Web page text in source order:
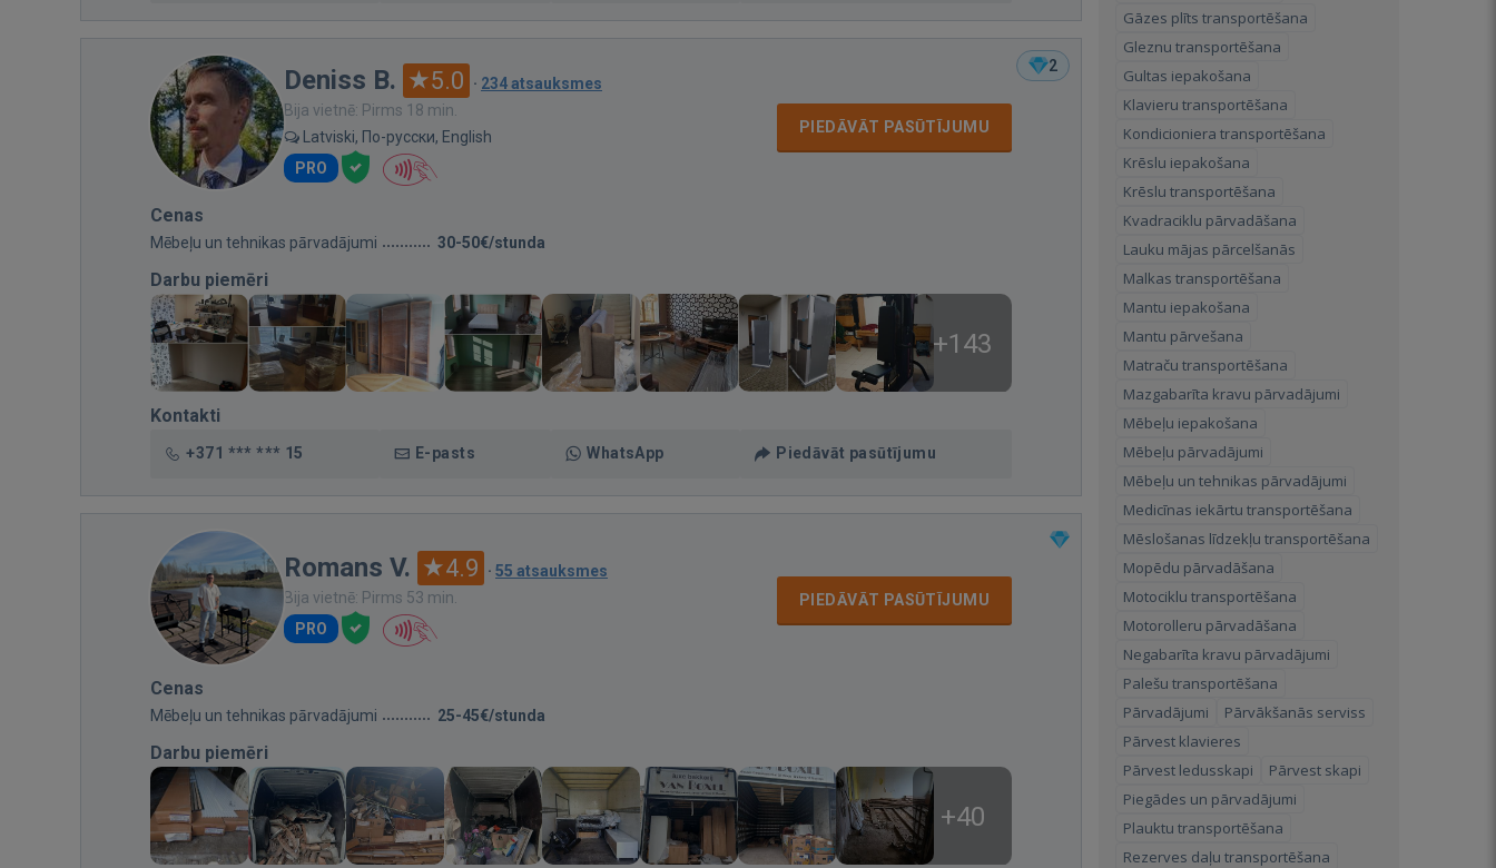
2
Deniss B. 5.0 · 234 atsauksmes
Bija vietnē: Pirms 18 min.
Latviski, По-русски, English
PRO
PIEDĀVĀT PASŪTĪJUMU
Cenas
Mēbeļu un tehnikas pārvadājumi 30-50€/stunda
Darbu piemēri
+143
Kontakti
+371 *** *** 15 E-pasts WhatsApp Piedāvāt pasūtījumu
Romans V. 4.9 · 55 atsauksmes
Bija vietnē: Pirms 53 min.
PRO
PIEDĀVĀT PASŪTĪJUMU
Cenas
Mēbeļu un tehnikas pārvadājumi 25-45€/stunda
Darbu piemēri
+40
Gāzes plīts transportēšana
Gleznu transportēšana
Gultas iepakošana
Klavieru transportēšana
Kondicioniera transportēšana
Krēslu iepakošana
Krēslu transportēšana
Kvadraciklu pārvadāšana
Lauku mājas pārcelšanās
Malkas transportēšana
Mantu iepakošana
Mantu pārvešana
Matraču transportēšana
Mazgabarīta kravu pārvadājumi
Mēbeļu iepakošana
Mēbeļu pārvadājumi
Mēbeļu un tehnikas pārvadājumi
Medicīnas iekārtu transportēšana
Mēslošanas līdzekļu transportēšana
Mopēdu pārvadāšana
Motociklu transportēšana
Motorolleru pārvadāšana
Negabarīta kravu pārvadājumi
Palešu transportēšana
Pārvadājumi
Pārvākšanās serviss
Pārvest klavieres
Pārvest ledusskapi
Pārvest skapi
Piegādes un pārvadājumi
Plauktu transportēšana
Rezerves daļu transportēšana